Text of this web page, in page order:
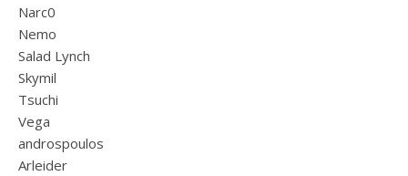
Narc0
Nemo
Salad Lynch
Skymil
Tsuchi
Vega
androspoulos
Arleider